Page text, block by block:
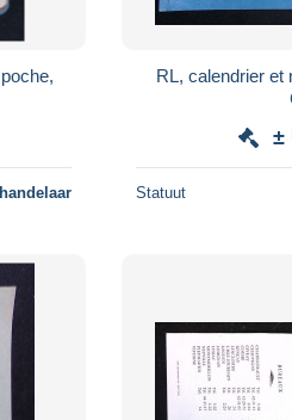
RL, calendrier et
±
Statuut